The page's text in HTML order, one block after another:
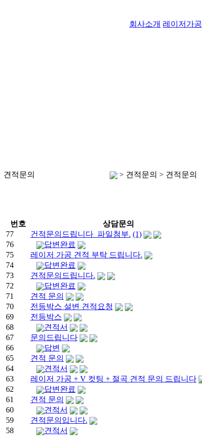
회사소개 레이저가공
견적문의 > 견적문의 > 견적문의
번호 상담문의
77
건적문의드립니다_파일첨부. (1)
76
답변완료
75
레이저 가공 견적 부탁 드립니다.
74
답변완료
73
견적문의드립니다.
72
답변완료
71
견적 문의
70
전등박스 설변 견적요청
69
전등박스
68
견적서
67
문의드립니다
66
답변
65
견적 문의
64
견적서
63
레이저 가공 + V 컷팅 + 절곡 견적 문의 드립니다
62
답변완료
61
견적 문의
60
견적서
59
견적문의입니다.
58
견적서